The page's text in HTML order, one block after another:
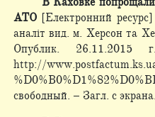
АТО[Електронний
аналіт вид. м. Херсон та
Опублик.
http://
свободный. – Загл. с экрана.